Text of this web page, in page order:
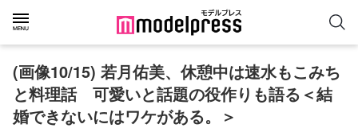
(画像10/15) 若月佑美、休憩中は速水もこみち
と料理話 可愛いと話題の役作りも語る＜結
婚できないにはワケがある。＞